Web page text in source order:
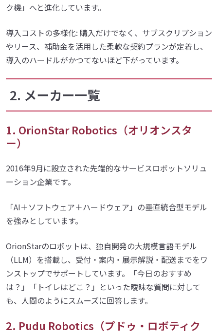
ク機」へと進化しています。
導入コストの多様化: 購入だけでなく、サブスクリプション
やリース、補助金を活用した柔軟な契約プランが定着し、
導入のハードルがかつてないほど下がっています。
2. メーカー一覧
1. OrionStar Robotics（オリオンスタ
ー）
2016年9月に設立された先端的なサービスロボットソリュ
ーション企業です｡
「AI＋ソフトウェア＋ハードウェア」の垂直統合型モデル
を強みとしています。
OrionStarのロボットは、独自開発の大規模言語モデル
（LLM）を搭載し、受付・案内・展示解説・配送までをワ
ンストップでサポートしています。「今日のおすすめ
は？」「トイレはどこ？」といった曖昧な質問に対して
も、人間のようにスムーズに回答します。
2. Pudu Robotics（プドゥ・ロボティク